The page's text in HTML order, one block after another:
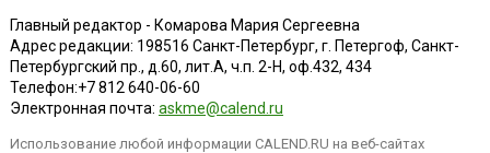
Главный редактор - Комарова Мария Сергеевна
Адрес редакции: 198516 Санкт-Петербург, г. Петергоф, Санкт-
Петербургский пр., д.60, лит.А, ч.п. 2-Н, оф.432, 434
Телефон:+7 812 640-06-60
Электронная почта: askme@calend.ru
Использование любой информации CALEND.RU на веб-сайтах